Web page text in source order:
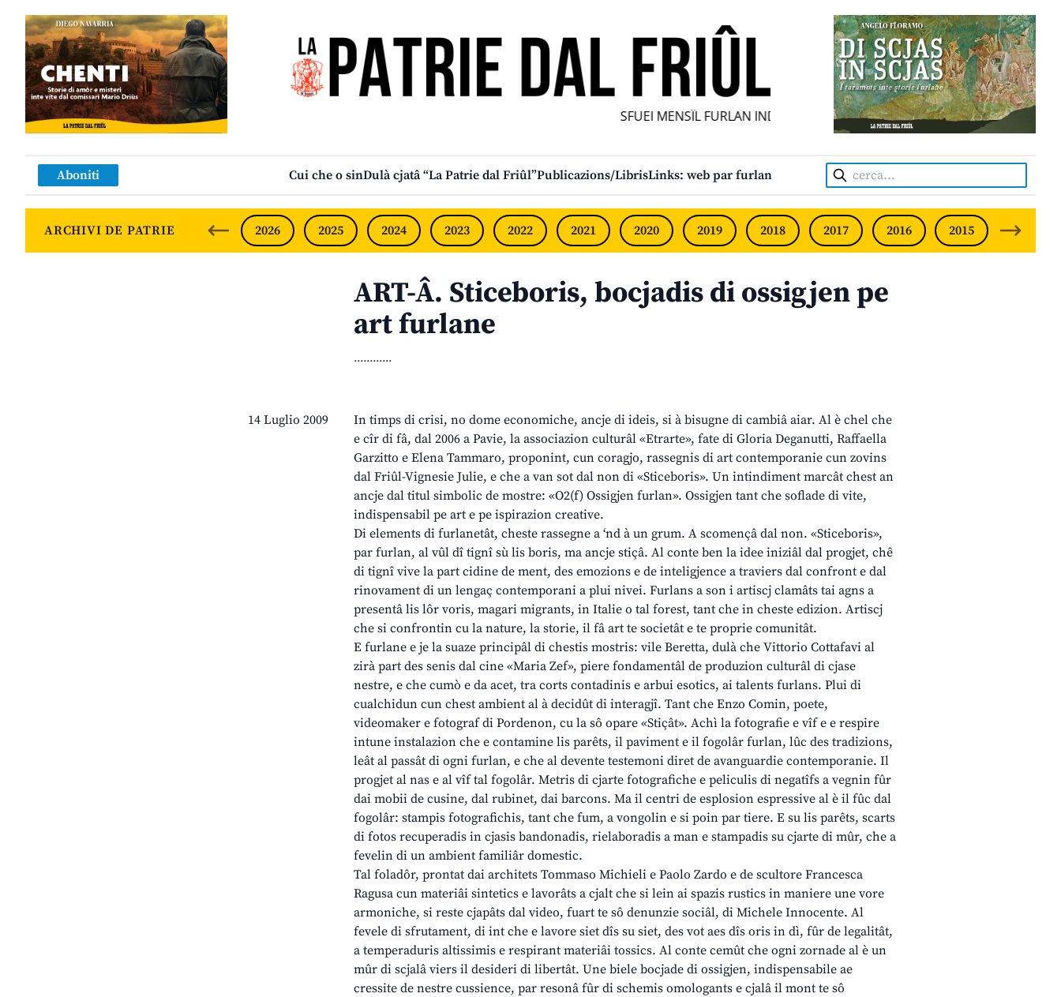
SFUEI MENSÎL FURLAN INDIPENDENT • INDEPENDENT FRIULIAN MONTHLY •
Aboniti Cui che o sinDulà cjatâ “La Patrie dal Friûl”Publicazions/LibrisLinks: web par furlan Cerca:
ARCHIVI DE PATRIE 2026 2025 2024 2023 2022 2021 2020 2019 2018 2017 2016 2015 2014
ART-Â. Sticeboris, bocjadis di ossigjen pe
art furlane
............
14 Luglio 2009
In timps di crisi, no dome economiche, ancje di ideis, si à bisugne di cambiâ aiar. Al è chel che
e cîr di fâ, dal 2006 a Pavie, la associazion culturâl «Etrarte», fate di Gloria Deganutti, Raffaella
Garzitto e Elena Tammaro, proponint, cun coragjo, rassegnis di art contemporanie cun zovins
dal Friûl-Vignesie Julie, e che a van sot dal non di «Sticeboris». Un intindiment marcât chest an
ancje dal titul simbolic de mostre: «O2(f) Ossigjen furlan». Ossigjen tant che soflade di vite,
indispensabil pe art e pe ispirazion creative.
Di elements di furlanetât, cheste rassegne a ‘nd à un grum. A scomençâ dal non. «Sticeboris»,
par furlan, al vûl dî tignî sù lis boris, ma ancje stiçâ. Al conte ben la idee iniziâl dal progjet, chê
di tignî vive la part cidine de ment, des emozions e de inteligjence a traviers dal confront e dal
rinovament di un lengaç contemporani a plui nivei. Furlans a son i artiscj clamâts tai agns a
presentâ lis lôr voris, magari migrants, in Italie o tal forest, tant che in cheste edizion. Artiscj
che si confrontin cu la nature, la storie, il fâ art te societât e te proprie comunitât.
E furlane e je la suaze principâl di chestis mostris: vile Beretta, dulà che Vittorio Cottafavi al
zirà part des senis dal cine «Maria Zef», piere fondamentâl de produzion culturâl di cjase
nestre, e che cumò e da acet, tra corts contadinis e arbui esotics, ai talents furlans. Plui di
cualchidun cun chest ambient al à decidût di interagjî. Tant che Enzo Comin, poete,
videomaker e fotograf di Pordenon, cu la sô opare «Stiçât». Achì la fotografie e vîf e e respire
intune instalazion che e contamine lis parêts, il paviment e il fogolâr furlan, lûc des tradizions,
leât al passât di ogni furlan, e che al devente testemoni diret de avanguardie contemporanie. Il
progjet al nas e al vîf tal fogolâr. Metris di cjarte fotografiche e peliculis di negatîfs a vegnin fûr
dai mobii de cusine, dal rubinet, dai barcons. Ma il centri de esplosion espressive al è il fûc dal
fogolâr: stampis fotografichis, tant che fum, a vongolin e si poin par tiere. E su lis parêts, scarts
di fotos recuperadis in cjasis bandonadis, rielaboradis a man e stampadis su cjarte di mûr, che a
fevelin di un ambient familiâr domestic.
Tal foladôr, prontat dai architets Tommaso Michieli e Paolo Zardo e de scultore Francesca
Ragusa cun materiâi sintetics e lavorâts a cjalt che si lein ai spazis rustics in maniere une vore
armoniche, si reste cjapâts dal video, fuart te sô denunzie sociâl, di Michele Innocente. Al
fevele di sfrutament, di int che e lavore siet dîs su siet, des vot aes dîs oris in dì, fûr de legalitât,
a temperaduris altissimis e respirant materiâi tossics. Al conte cemût che ogni zornade al è un
mûr di scjalâ viers il desideri di libertât. Une biele bocjade di ossigjen, indispensabile ae
cressite de nestre cussience, par resonâ fûr di schemis omologants e cjalâ il mont te sô